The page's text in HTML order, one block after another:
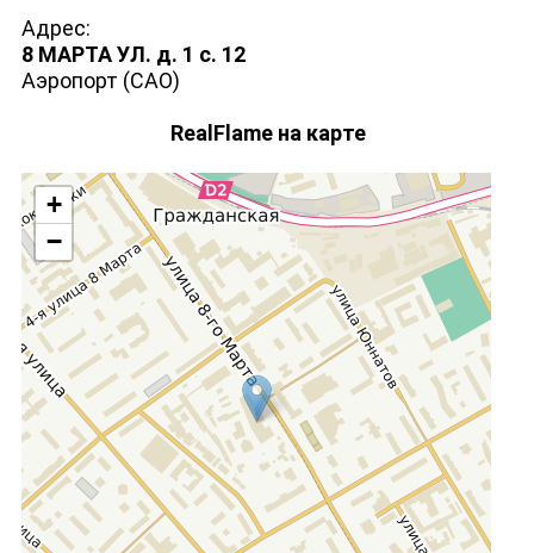
Адрес:
8 МАРТА УЛ. д. 1 с. 12
Аэропорт (САО)
RealFlame на карте
+
−